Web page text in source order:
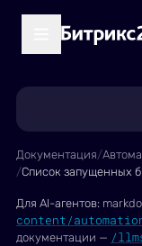
Документация/
/Список запущенных
Для AI-агентов:
content/
документации — /